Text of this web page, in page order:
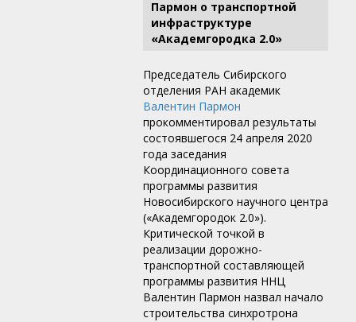
Пармон о транспортной
инфраструктуре
«Академгородка 2.0»
Председатель Сибирского
отделения РАН академик
Валентин Пармон
прокомментировал результаты
состоявшегося 24 апреля 2020
года заседания
Координационного совета
программы развития
Новосибирского научного центра
(«Академгородок 2.0»).
Критической точкой в
реализации дорожно-
транспортной составляющей
программы развития ННЦ
Валентин Пармон назвал начало
строительства синхротрона